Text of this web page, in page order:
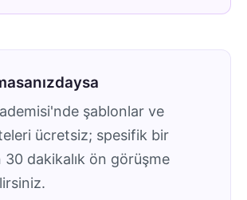
şablonlar ve
ücretsiz; spesifik bir
30 dakikalık ön görüşme